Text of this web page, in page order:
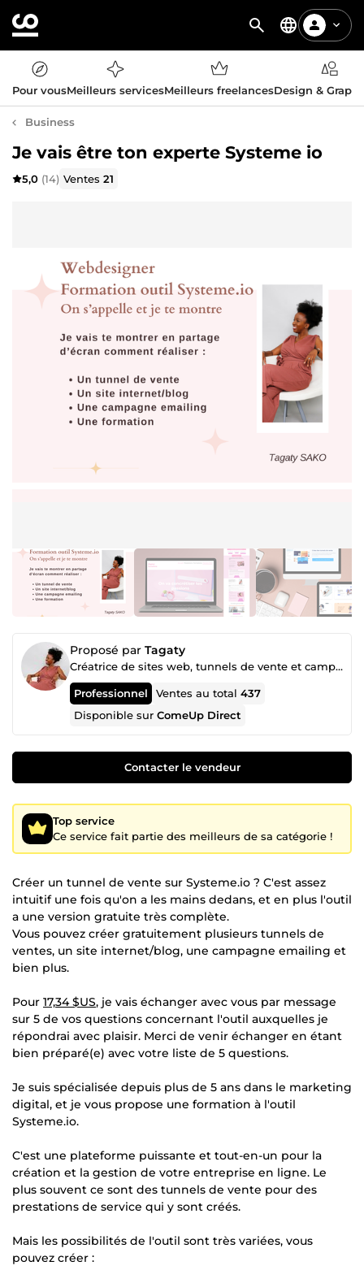
Pour vousMeilleurs servicesMeilleurs freelancesDesign &
Business
Je vais être ton experte Systeme io
5,0 (14) Ventes21
Proposé par Tagaty
Créatrice de sites web, tunnels de vente et campagnes publicitaires
Professionnel Ventes au total437
Disponible surComeUp Direct
Contacter le vendeur
Top service
Ce service fait partie des meilleurs de sa catégorie !
Créer un tunnel de vente sur Systeme.io ? C'est assez
intuitif une fois qu'on a les mains dedans, et en plus l'outil
a une version gratuite très complète.
Vous pouvez créer gratuitement plusieurs tunnels de
ventes, un site internet/blog, une campagne emailing et
bien plus.
Pour 17,34 $US, je vais échanger avec vous par message
sur 5 de vos questions concernant l'outil auxquelles je
répondrai avec plaisir. Merci de venir échanger en étant
bien préparé(e) avec votre liste de 5 questions.
Je suis spécialisée depuis plus de 5 ans dans le marketing
digital, et je vous propose une formation à l'outil
Systeme.io.
C'est une plateforme puissante et tout-en-un pour la
création et la gestion de votre entreprise en ligne. Le
plus souvent ce sont des tunnels de vente pour des
prestations de service qui y sont créés.
Mais les possibilités de l'outil sont très variées, vous
pouvez créer :